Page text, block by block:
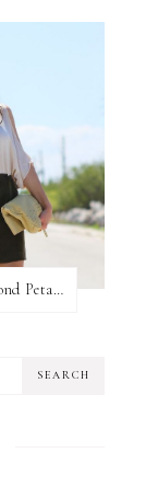
Wanderlust + Diamond Petal Giveaway